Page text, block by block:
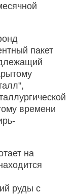
пакет
времени
на
руды с